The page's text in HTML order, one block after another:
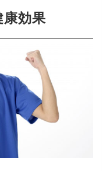
康効果